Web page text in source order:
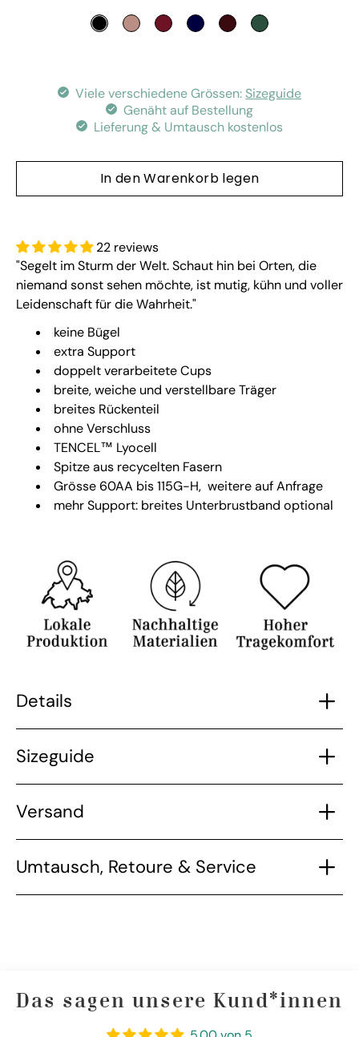
SCHWARZSMOKEY ROSE
RUBY REDNIGHT BLUE
AUBERGINEJADE GREEN
Viele verschiedene Grössen: Sizeguide
Genäht auf Bestellung
Lieferung & Umtausch kostenlos
In den Warenkorb legen
22 reviews
"Segelt im Sturm der Welt. Schaut hin bei Orten, die
niemand sonst sehen möchte, ist mutig, kühn und voller
Leidenschaft für die Wahrheit."
keine Bügel
extra Support
doppelt verarbeitete Cups
breite, weiche und verstellbare Träger
breites Rückenteil
ohne Verschluss
TENCEL™ Lyocell
Spitze aus recycelten Fasern
Grösse 60AA bis 115G-H, weitere auf Anfrage
mehr Support: breites Unterbrustband optional
Details
Sizeguide
Versand
Umtausch, Retoure & Service
Das sagen unsere Kund*innen